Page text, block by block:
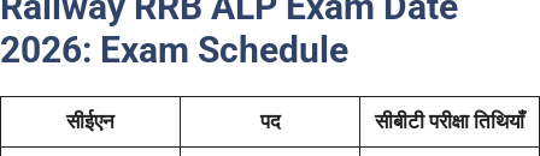
2026: Exam Schedule
सीईएन पद सीबीटी परीक्षा तिथियाँ